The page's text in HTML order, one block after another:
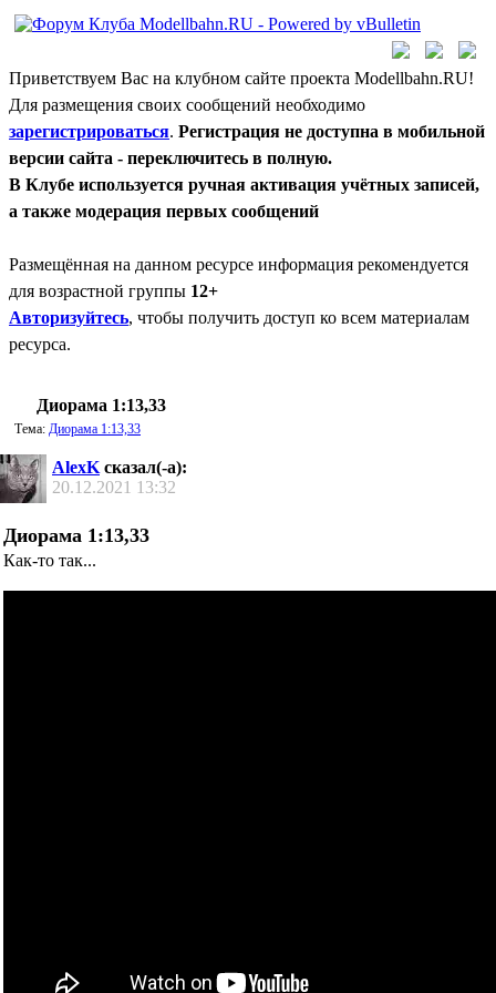
Приветствуем Вас на клубном сайте проекта Modellbahn.RU!
Для размещения своих сообщений необходимо
зарегистрироваться. Регистрация не доступна в мобильной
версии сайта - переключитесь в полную.
В Клубе используется ручная активация учётных записей,
а также модерация первых сообщений
Размещённая на данном ресурсе информация рекомендуется
для возрастной группы 12+
Авторизуйтесь, чтобы получить доступ ко всем материалам
ресурса.
Диорама 1:13,33
Тема: Диорама 1:13,33
AlexK сказал(-а):
20.12.2021 13:32
Диорама 1:13,33
Как-то так...